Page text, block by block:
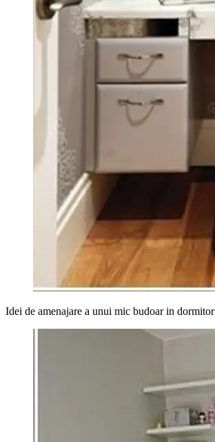
Idei de amenajare a unui mic budoar in dormitor